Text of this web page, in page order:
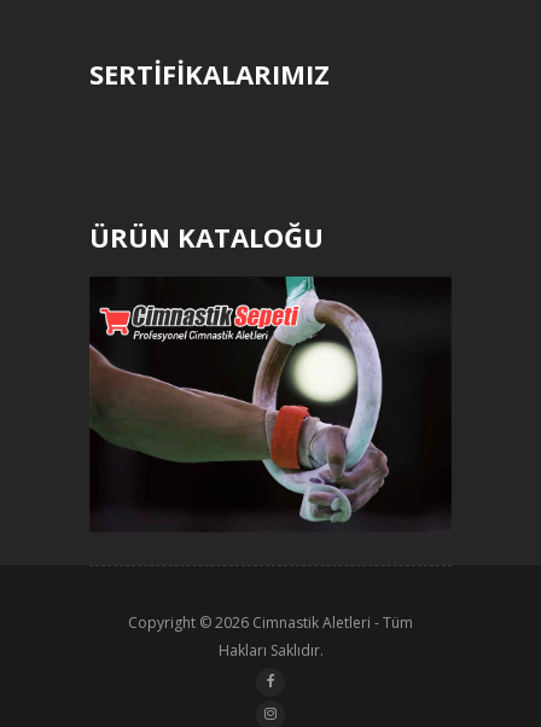
SERTİFİKALARIMIZ
ÜRÜN KATALOĞU
Copyright © 2026 Cimnastik Aletleri - Tüm
Hakları Saklıdır.